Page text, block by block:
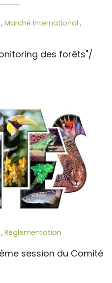
, Marché International ,
des forêts"/
, Réglementation
session du Comité